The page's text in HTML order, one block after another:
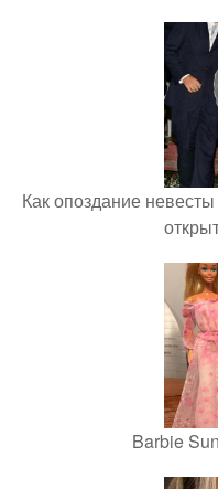
Как опоздание
Barbie